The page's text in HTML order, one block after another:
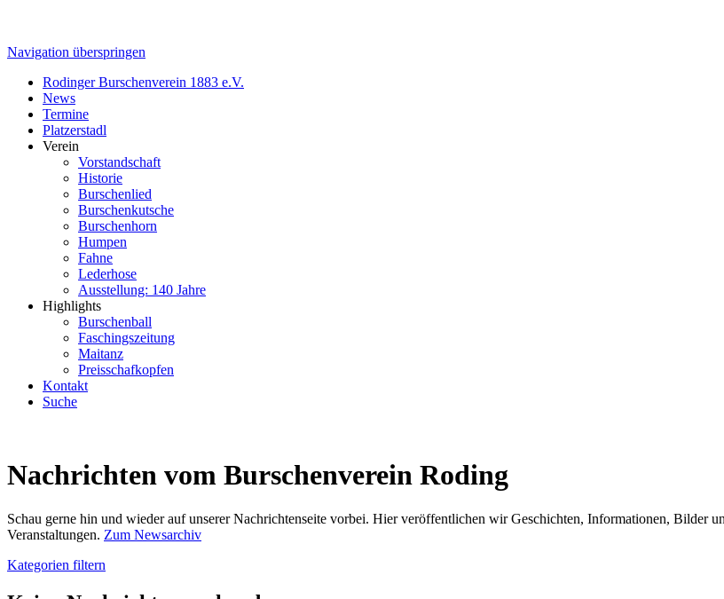
Navigation überspringen
Rodinger Burschenverein 1883 e.V.
News
Termine
Platzerstadl
Verein
Vorstandschaft
Historie
Burschenlied
Burschenkutsche
Burschenhorn
Humpen
Fahne
Lederhose
Ausstellung: 140 Jahre
Highlights
Burschenball
Faschingszeitung
Maitanz
Preisschafkopfen
Kontakt
Suche
Nachrichten vom Burschenverein Roding
Schau gerne hin und wieder auf unserer Nachrichtenseite vorbei. Hier veröffentlichen wir Geschichten, Informationen, Bilder
Veranstaltungen. Zum Newsarchiv
Kategorien filtern